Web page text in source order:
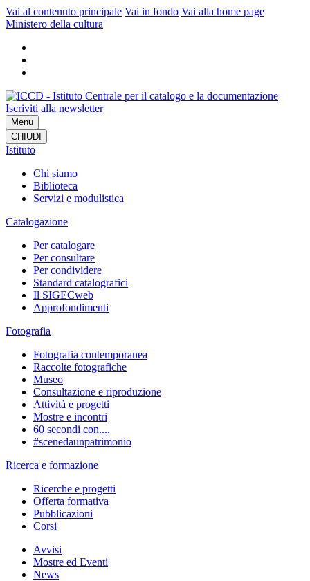
Vai al contenuto principale Vai in fondo Vai alla home page
Ministero della cultura
Iscriviti alla newsletter
Menu
CHIUDI
Istituto
Chi siamo
Biblioteca
Servizi e modulistica
Catalogazione
Per catalogare
Per consultare
Per condividere
Standard catalografici
Il SIGECweb
Approfondimenti
Fotografia
Fotografia contemporanea
Raccolte fotografiche
Museo
Consultazione e riproduzione
Attività e progetti
Mostre e incontri
60 secondi con....
#scenedaunpatrimonio
Ricerca e formazione
Ricerche e progetti
Offerta formativa
Pubblicazioni
Corsi
Avvisi
Mostre ed Eventi
News